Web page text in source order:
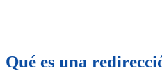
Qué es una